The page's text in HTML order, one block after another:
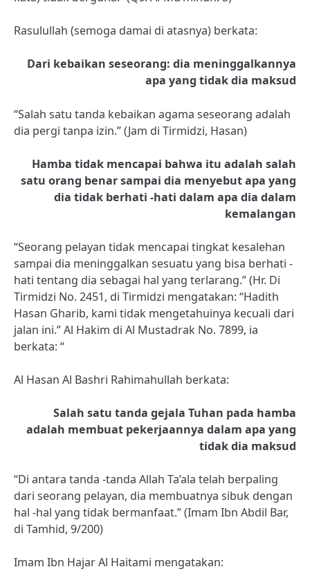
Rasulullah (semoga damai di atasnya) berkata:
Dari kebaikan seseorang: dia meninggalkannya
apa yang tidak dia maksud
“Salah satu tanda kebaikan agama seseorang adalah
dia pergi tanpa izin.” (Jam di Tirmidzi, Hasan)
Hamba tidak mencapai bahwa itu adalah salah
satu orang benar sampai dia menyebut apa yang
dia tidak berhati -hati dalam apa dia dalam
kemalangan
“Seorang pelayan tidak mencapai tingkat kesalehan
sampai dia meninggalkan sesuatu yang bisa berhati -
hati tentang dia sebagai hal yang terlarang.” (Hr. Di
Tirmidzi No. 2451, di Tirmidzi mengatakan: “Hadith
Hasan Gharib, kami tidak mengetahuinya kecuali dari
jalan ini.” Al Hakim di Al Mustadrak No. 7899, ia
berkata: “
Al Hasan Al Bashri Rahimahullah berkata:
Salah satu tanda gejala Tuhan pada hamba
adalah membuat pekerjaannya dalam apa yang
tidak dia maksud
“Di antara tanda -tanda Allah Ta’ala telah berpaling
dari seorang pelayan, dia membuatnya sibuk dengan
hal -hal yang tidak bermanfaat.” (Imam Ibn Abdil Bar,
di Tamhid, 9/200)
Imam Ibn Hajar Al Haitami mengatakan: